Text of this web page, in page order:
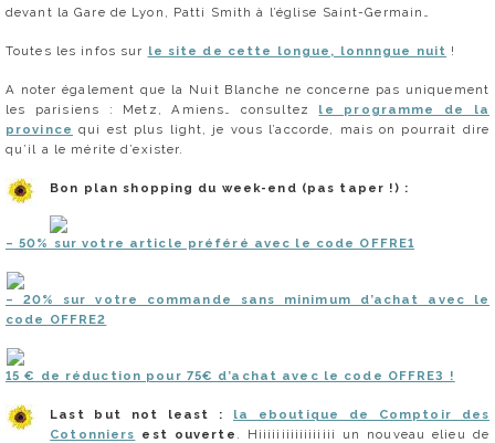
devant la Gare de Lyon, Patti Smith à l’église Saint-Germain…
Toutes les infos sur le site de cette longue, lonnngue nuit !
A noter également que la Nuit Blanche ne concerne pas uniquement
les parisiens : Metz, Amiens… consultez le programme de la
province qui est plus light, je vous l’accorde, mais on pourrait dire
qu’il a le mérite d’exister.
Bon plan shopping du week-end (pas taper !) :
– 50% sur votre article préféré avec le code OFFRE1
– 20% sur votre commande sans minimum d’achat avec le
code OFFRE2
15 € de réduction pour 75€ d’achat avec le code OFFRE3 !
Last but not least : la eboutique de Comptoir des
Cotonniers est ouverte
. Hiiiiiiiiiiiiiiiii un nouveau elieu de